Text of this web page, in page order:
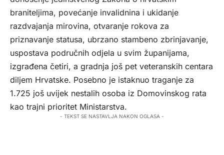
braniteljima, povećanje invalidnina i ukidanje
razdvajanja mirovina, otvaranje rokova za
priznavanje statusa, ubrzano stambeno zbrinjavanje,
uspostava područnih odjela u svim županijama,
izgrađena četiri, a gradnja još pet veteranskih centara
diljem Hrvatske. Posebno je istaknuo traganje za
1.725 još uvijek nestalih osoba iz Domovinskog rata
kao trajni prioritet Ministarstva.
- TEKST SE NASTAVLJA NAKON OGLASA -